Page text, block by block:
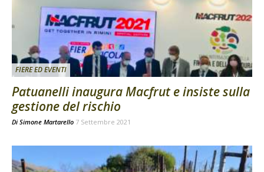
FIERE ED EVENTI
Patuanelli inaugura Macfrut e insiste sulla
gestione del rischio
Di Simone Martarello 7 Settembre 2021